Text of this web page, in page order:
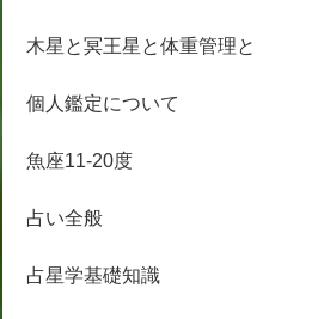
木星と冥王星と体重管理と
個人鑑定について
魚座11-20度
占い全般
占星学基礎知識